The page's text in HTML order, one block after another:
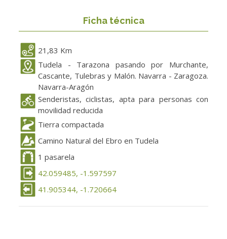
Ficha técnica
21,83 Km
Tudela - Tarazona pasando por Murchante,
Cascante, Tulebras y Malón. Navarra - Zaragoza.
Navarra-Aragón
Senderistas, ciclistas, apta para personas con
movilidad reducida
Tierra compactada
Camino Natural del Ebro en Tudela
1 pasarela
42.059485, -1.597597
41.905344, -1.720664